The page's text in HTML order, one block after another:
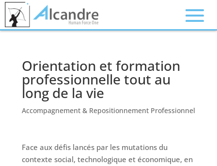
Orientation et formation
professionnelle tout au
long de la vie
Accompagnement & Repositionnement Professionnel
Face aux défis lancés par les mutations du
contexte social, technologique et économique, en